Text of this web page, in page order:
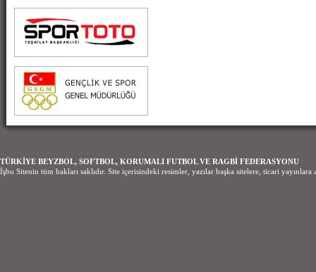
TÜRKİYE BEYZBOL, SOFTBOL, KORUMALI FUTBOL VE RAGBİ FEDERASYONU
İşbu Sitenin tüm hakları saklıdır. Site içerisindeki resimler, yazılar başka sitelere, ticari